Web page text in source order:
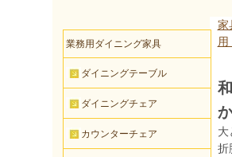
家
用
か
大
折
業務用ダイニング家具
ダイニングテーブル
ダイニングチェア
カウンターチェア